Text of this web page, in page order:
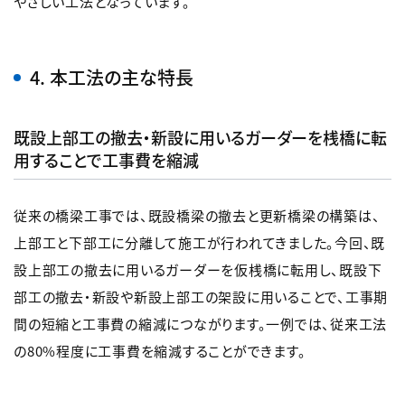
4. 本工法の主な特長
既設上部工の撤去・新設に用いるガーダーを桟橋に転
用することで工事費を縮減
従来の橋梁工事では、既設橋梁の撤去と更新橋梁の構築は、
上部工と下部工に分離して施工が行われてきました。今回、既
設上部工の撤去に用いるガーダーを仮桟橋に転用し、既設下
部工の撤去・新設や新設上部工の架設に用いることで、工事期
間の短縮と工事費の縮減につながります。一例では、従来工法
の80%程度に工事費を縮減することができます。